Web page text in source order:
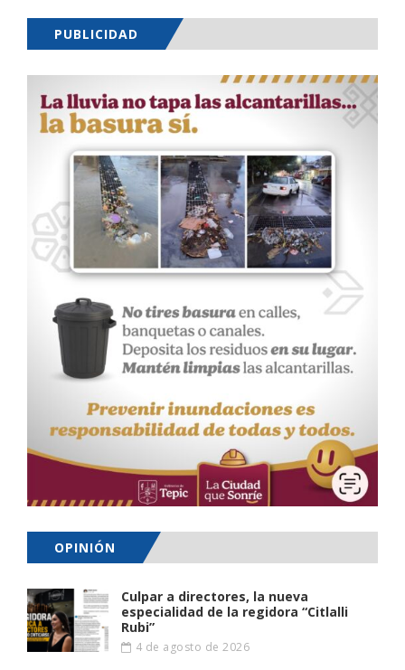
PUBLICIDAD
OPINIÓN
Culpar a directores, la nueva
especialidad de la regidora “Citlalli
Rubi”
4 de agosto de 2026